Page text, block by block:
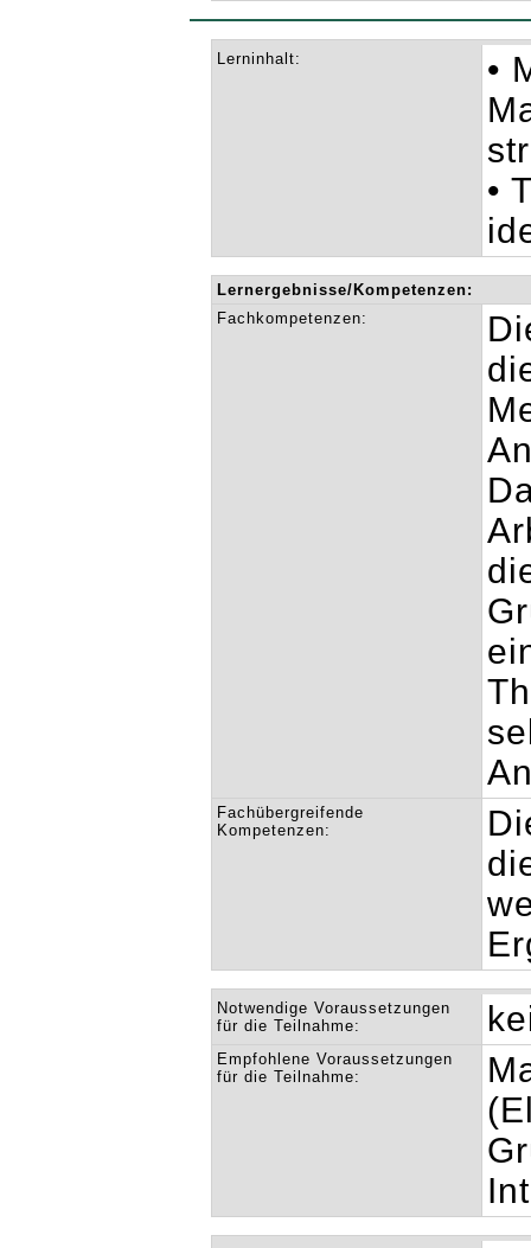
Lerninhalt:
•
•
Lernergebnisse/Kompetenzen:
Fachkompetenzen:
Fachübergreifende
Kompetenzen:
Notwendige Voraussetzungen
für die Teilnahme:
Empfohlene Voraussetzungen
für die Teilnahme: